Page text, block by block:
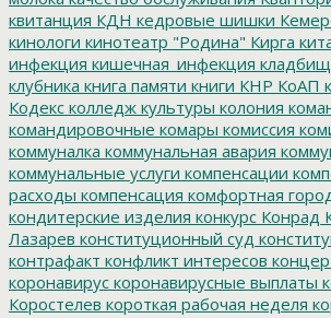
квитанция КДН кедровые шишки
кинологи кинотеатр "Родина" Кирга
инфекция кишечная_инфекция
клубника книга памяти книги КНР КоАП
Кодекс колледж культуры колония
командировочные комары комиссия
коммуналка коммунальная авария
коммунальные услуги компенсации
расходы компенсация комфортная
кондитерские изделия конкурс Конрад
Лазарев конституционный суд
контрафакт конфликт интересов
коронавирус коронавирусные выплаты
Коростелев короткая рабочая неделя